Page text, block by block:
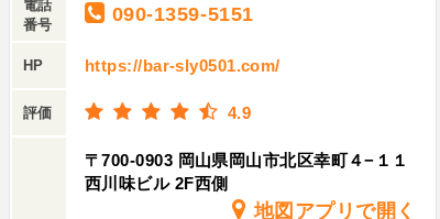
電話
番号
090-1359-5151
HP https://bar-sly0501.com/
評価 4.9
〒700-0903 岡山県岡山市北区幸町４−１１
西川味ビル 2F西側
地図アプリで開く